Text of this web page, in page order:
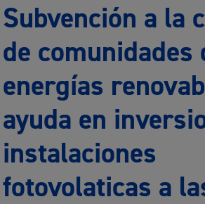
Subvención a la
de comunidades
energías
ayuda en
instalaciones
fotovolaticas a